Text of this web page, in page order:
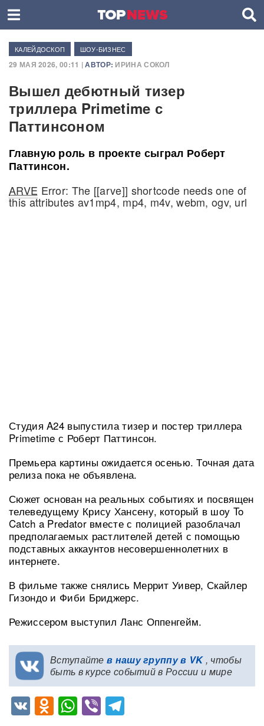
КАЛЕЙДОСКОП ШОУ-БИЗНЕС
29 МАЯ 2026, 00:11 |АВТОР: ИРИНА СОКОЛ
Вышел дебютный тизер
триллера Primetime с
Паттинсоном
Главную роль в проекте сыграл Роберт
Паттинсон.
ARVE Error: The [[arve]] shortcode needs one of
this attributes av1mp4, mp4, m4v, webm, ogv, url
Студия A24 выпустила тизер и постер триллера
Primetime с Роберт Паттинсон.
Премьера картины ожидается осенью. Точная дата
релиза пока не объявлена.
Сюжет основан на реальных событиях и посвящен
телеведущему Крису Хансену, который в шоу To
Catch a Predator вместе с полицией разоблачал
предполагаемых растлителей детей с помощью
подставных аккаунтов несовершеннолетних в
интернете.
В фильме также снялись Меррит Уивер, Скайлер
Гизондо и Фиби Бриджерс.
Режиссером выступил Ланс Оппенгейм.
Вступайте в нашу группу в VK, чтобы
быть в курсе событий в России и мире
VKOdnoklassniki
WhatsApp
Viber